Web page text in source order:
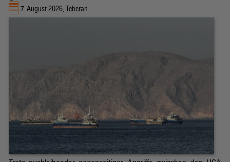
7. August 2026, Teheran